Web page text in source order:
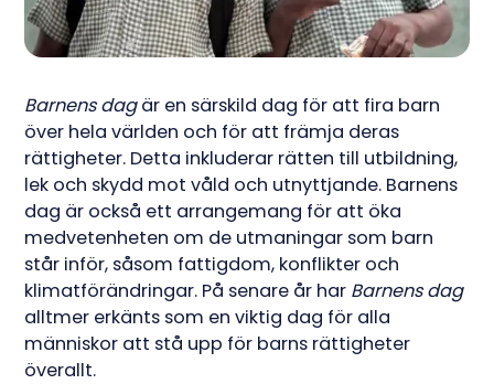
Barnens dagär en särskild dag för att fira barn
över hela världen och för att främja deras
rättigheter. Detta inkluderar rätten till utbildning,
lek och skydd mot våld och utnyttjande. Barnens
dag är också ett arrangemang för att öka
medvetenheten om de utmaningar som barn
står inför, såsom fattigdom, konflikter och
klimatförändringar. På senare år har Barnens dag
alltmer erkänts som en viktig dag för alla
människor att stå upp för barns rättigheter
överallt.